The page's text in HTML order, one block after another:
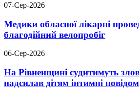
07-Сер-2026
Медики обласної лікарні
благодійний велопробіг
06-Сер-2026
На Рівненщині судитимуть
надсилав дітям інтимні